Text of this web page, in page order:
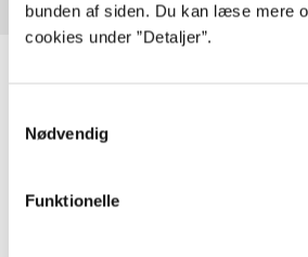
bunden af siden. Du kan læse mere
cookies under ”Detaljer”.
Nødvendig
Funktionelle
Artikler